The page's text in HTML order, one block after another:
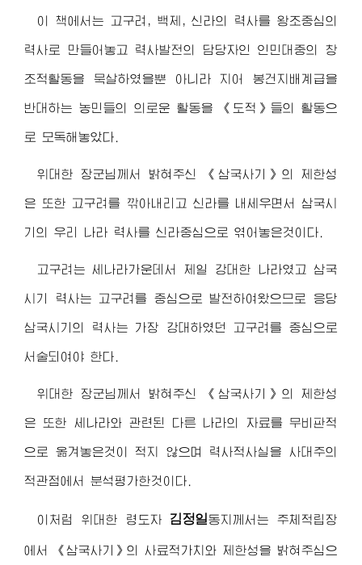
이 책에서는 고구려, 백제, 신라의 력사를 왕조중심의
력사로 만들어놓고 력사발전의 담당자인 인민대중의 창
조적활동을 묵살하였을뿐 아니라 지어 봉건지배계급을
반대하는 농민들의 의로운 활동을 《도적》들의 활동으
로 모독해놓았다.
위대한 장군님께서 밝혀주신 《삼국사기》의 제한성
은 또한 고구려를 깎아내리고 신라를 내세우면서 삼국시
기의 우리 나라 력사를 신라중심으로 엮어놓은것이다.
고구려는 세나라가운데서 제일 강대한 나라였고 삼국
시기 력사는 고구려를 중심으로 발전하여왔으므로 응당
삼국시기의 력사는 가장 강대하였던 고구려를 중심으로
서술되여야 한다.
위대한 장군님께서 밝혀주신 《삼국사기》의 제한성
은 또한 세나라와 관련된 다른 나라의 자료를 무비판적
으로 옮겨놓은것이 적지 않으며 력사적사실을 사대주의
적관점에서 분석평가한것이다.
이처럼 위대한 령도자 김정일동지께서는 주체적립장
에서 《삼국사기》의 사료적가치와 제한성을 밝혀주심으